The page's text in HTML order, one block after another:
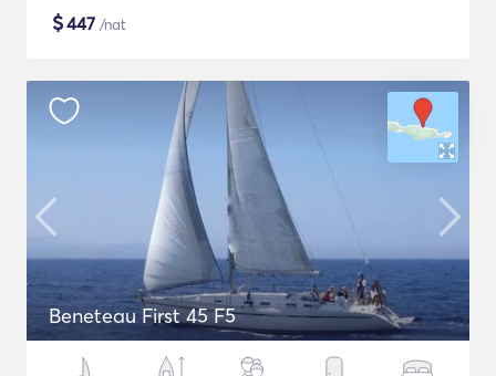
$447 /nat
Beneteau First 45 F5